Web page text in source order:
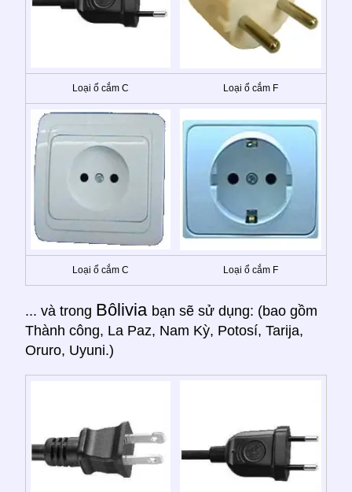
Loại ổ cắm C Loại ổ cắm F
Loại ổ cắm C Loại ổ cắm F
... và trong Bôlivia bạn sẽ sử dụng: (bao gồm
Thành công, La Paz, Nam Kỳ, Potosí, Tarija,
Oruro, Uyuni.)